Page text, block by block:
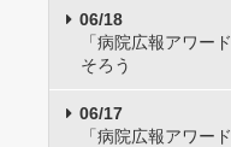
06/18
「病院広報アワー
そろう
06/17
「病院広報アワー